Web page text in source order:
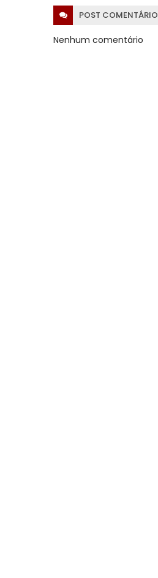
POST COMENTÁRIO
Nenhum comentário